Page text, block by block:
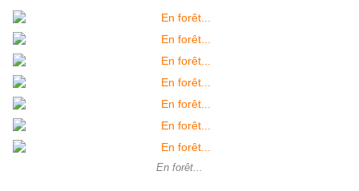
En forêt...